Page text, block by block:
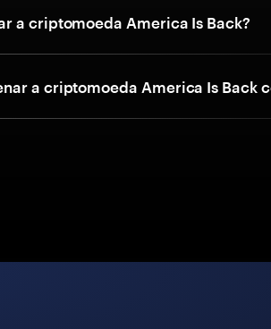
a criptomoeda America Is Back?
a criptomoeda America Is Back